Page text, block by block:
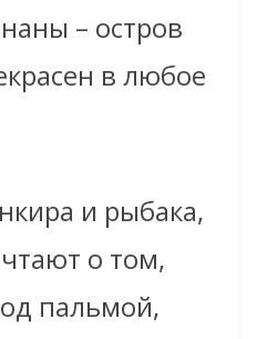
– остров
в любое
и рыбака,
о том,
пальмой,